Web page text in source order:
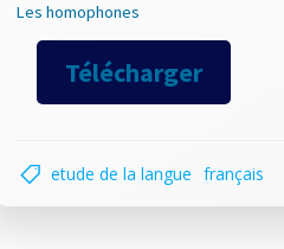
Les homophones
Télécharger
etude de la langue français